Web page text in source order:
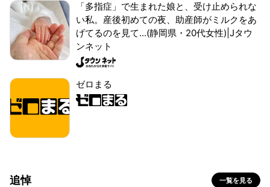
「多指症」で生まれた娘と、受け止められな
い私。産後初めての夜、助産師がミルクをあ
げてるのを見て...(静岡県・20代女性)|Jタウ
ンネット
ゼロまる
追悼 一覧を見る